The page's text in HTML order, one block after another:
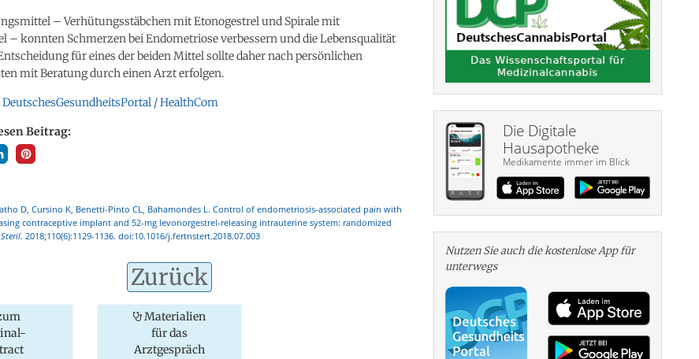
– Verhütungsstäbchen mit Etonogestrel und Spirale mit
– konnten Schmerzen bei Endometriose verbessern und die Lebensqualität
für eines der beiden Mittel sollte daher nach persönlichen
mit Beratung durch einen Arzt erfolgen.
DeutschesGesundheitsPortal / HealthCom
Beitrag:
D, Cursino K, Benetti-Pinto CL, Bahamondes L. Control of endometriosis-associated pain with
contraceptive implant and 52-mg levonorgestrel-releasing intrauterine system: randomized
. 2018;110(6):1129-1136. doi:10.1016/j.fertnstert.2018.07.003
Zurück
Materialien
für das
Arztgespräch
Die Digitale
Hausapotheke
Medikamente immer im Blick
Nutzen Sie auch die kosten­lose App für
unterwegs